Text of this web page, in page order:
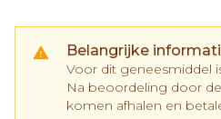
Belangrijke
Voor dit geneesmiddel
Na beoordeling door
komen afhalen en